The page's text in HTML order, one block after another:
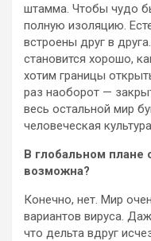
штамма. Чтобы чудо
полную изоляцию.
встроены друг в
становится хорошо,
хотим границы
раз наоборот —
весь остальной мир
человеческая
В глобальном плане
возможна?
Конечно, нет. Мир
вариантов вируса.
что дельта вдруг